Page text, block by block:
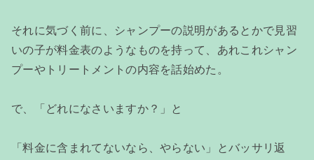
それに気づく前に、シャンプーの説明があるとかで見習
いの子が料金表のようなものを持って、あれこれシャン
プーやトリートメントの内容を話始めた。
で、「どれになさいますか？」と
「料金に含まれてないなら、やらない」とバッサリ返